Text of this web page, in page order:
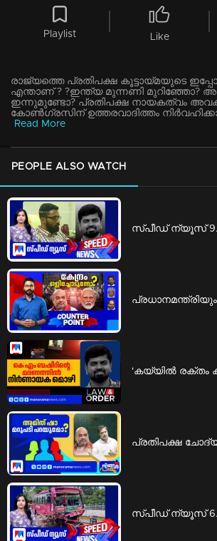
Playlist Like
രാജ്യത്തെ പ്രതിപക്ഷ കൂട്ടായ്മയുടെ
എന്താണ് ? ?ഇന്ത്യ മുന്നണി മുറിഞ്ഞോ?
ഇന്നുമുണ്ടോ? പ്രതിപക്ഷ നായകത്വം
കോണ്‍ഗ്രസിന് ഉത്തരവാദിത്തം
Read More
PEOPLE ALSO WATCH